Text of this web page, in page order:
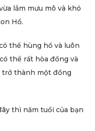
lắm mưu mô và khó
Hổ.
thể hùng hổ và luôn
thể rất hòa đồng và
trở thành một đồng
thì năm tuổi của bạn